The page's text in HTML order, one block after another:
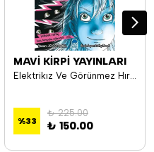
MAVİ KİRPİ YAYINLARI
Elektrikız Ve Görünmez Hırsızlar - Jo Cotterill
%33
₺ 225.00
₺ 150.00